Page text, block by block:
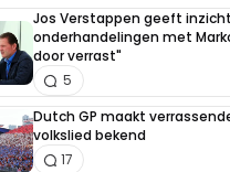
Jos Verstappen geeft
onderhandelingen met
door verrast"
5
Dutch GP maakt
volkslied bekend
17